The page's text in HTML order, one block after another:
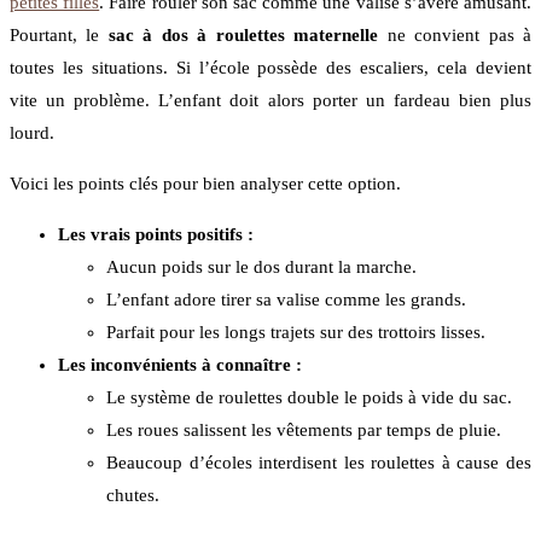
Pourtant, le sac à dos à roulettes maternelle ne convient pas à
toutes les situations. Si l’école possède des escaliers, cela devient
vite un problème. L’enfant doit alors porter un fardeau bien plus
lourd.
Voici les points clés pour bien analyser cette option.
Les vrais points positifs :
Aucun poids sur le dos durant la marche.
L’enfant adore tirer sa valise comme les grands.
Parfait pour les longs trajets sur des trottoirs lisses.
Les inconvénients à connaître :
Le système de roulettes double le poids à vide du sac.
Les roues salissent les vêtements par temps de pluie.
Beaucoup d’écoles interdisent les roulettes à cause des
chutes.